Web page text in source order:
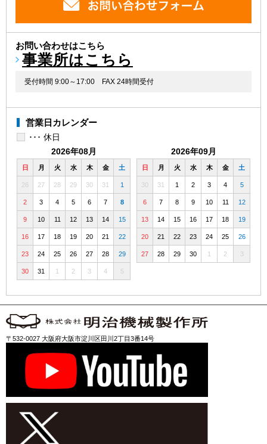
お問い合わせはこちら
事業所はこちら
受付時間 9:00～17:00 FAX 24時間受付
営業日カレンダー
･･･ 休日
2026年08月
日 月 火 水 木 金 土
26 27 28 29 30 31 1
2 3 4 5 6 7 8
9 10 11 12 13 14 15
16 17 18 19 20 21 22
23 24 25 26 27 28 29
30 31 1 2 3 4 5
2026年09月
日 月 火 水 木 金 土
30 31 1 2 3 4 5
6 7 8 9 10 11 12
13 14 15 16 17 18 19
20 21 22 23 24 25 26
27 28 29 30 1 2 3
〒532-0027 大阪府大阪市淀川区田川2丁目3番14号